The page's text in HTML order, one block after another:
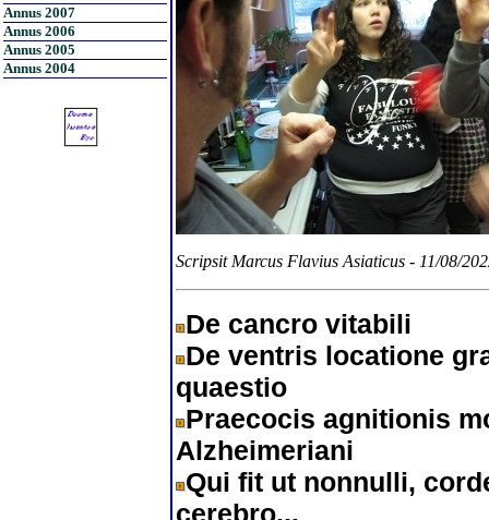
Annus 2007
Annus 2006
Annus 2005
Annus 2004
Scripsit Marcus Flavius Asiaticus - 11/08/
De cancro vitabili
De ventris locatione
quaestio
Praecocis agnitionis
Alzheimeriani
Qui fit ut nonnulli,
cerebro...